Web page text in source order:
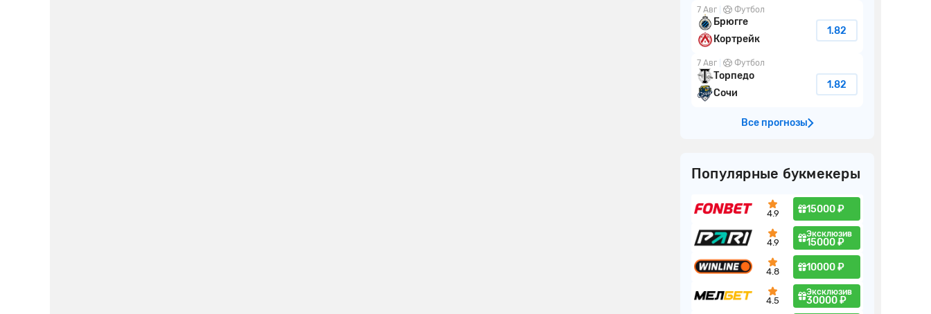
7 Авг Футбол
Брюгге
Кортрейк
1.82
7 Авг Футбол
Торпедо
Сочи
1.82
Все прогнозы
Популярные букмекеры
4.9 15000 ₽
4.9
Эксклюзив
15000 ₽
4.8 10000 ₽
4.5
Эксклюзив
30000 ₽